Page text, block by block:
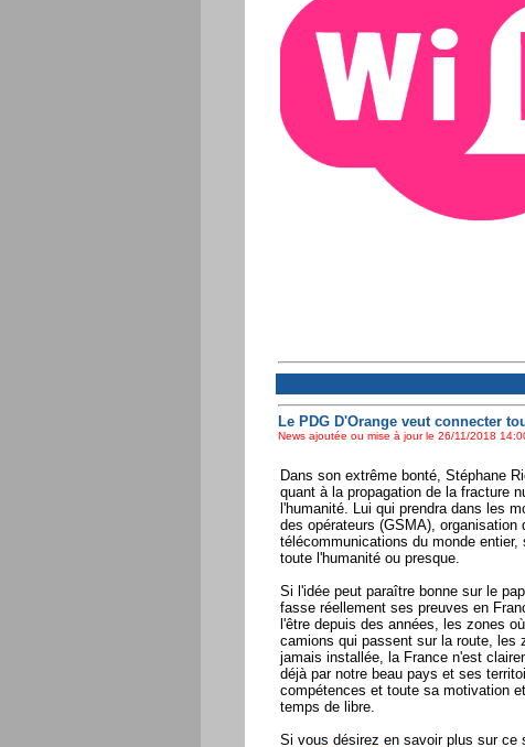
Le PDG D'Orange veut connecter
News ajoutée ou mise à jour le 26/11/2018
Dans son extrême bonté, Stéphane
quant à la propagation de la fracture
l'humanité. Lui qui prendra dans les
des opérateurs (GSMA), organisation
télécommunications du monde
toute l'humanité ou presque.
Si l'idée peut paraître bonne sur le
fasse réellement ses preuves en
l'être depuis des années, les zones
camions qui passent sur la route, les
jamais installée, la France n'est
déjà par notre beau pays et ses
compétences et toute sa motivation
temps de libre.
Si vous désirez en savoir plus sur ce